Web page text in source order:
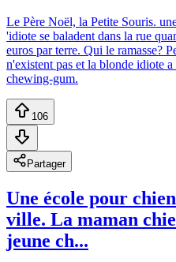
Le Père Noël, la Petite Souris.
'idiote se baladent dans la rue
euros par terre. Qui le ramasse?
n'existent pas et la blonde idiote
chewing-gum.
106
Partager
Une école pour
ville. La maman
jeune ch...